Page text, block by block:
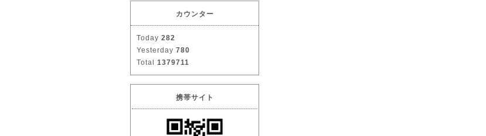
カウンター
Today 282
Yesterday 780
Total 1379711
携帯サイト